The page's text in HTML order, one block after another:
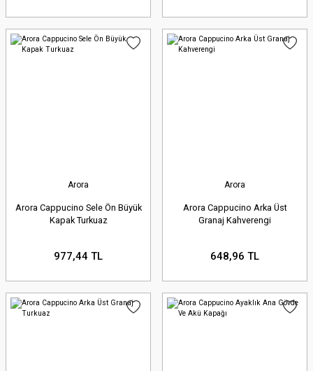
Arora
Arora Cappucino Sele Ön Büyük
Kapak Turkuaz
977,44 TL
Arora
Arora Cappucino Arka Üst
Granaj Kahverengi
648,96 TL